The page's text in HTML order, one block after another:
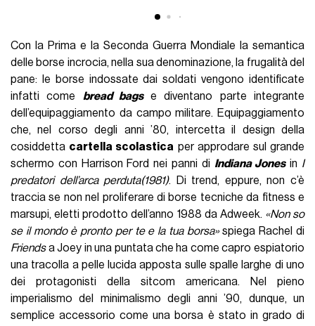
Con la Prima e la Seconda Guerra Mondiale la semantica
delle borse incrocia, nella sua denominazione, la frugalità del
pane: le borse indossate dai soldati vengono identificate
infatti come bread bagse diventano parte integrante
dell’equipaggiamento da campo militare. Equipaggiamento
che, nel corso degli anni ’80, intercetta il design della
cosiddetta cartella scolastica per approdare sul grande
schermo con Harrison Ford nei panni di Indiana Jonesin I
predatori dell’arca perduta(1981). Di trend, eppure, non c’è
traccia se non nel proliferare di borse tecniche da fitness e
marsupi, eletti prodotto dell’anno 1988 da Adweek. «Non so
se il mondo è pronto per te e la tua borsa»spiega Rachel di
Friendsa Joey in una puntata che ha come capro espiatorio
una tracolla a pelle lucida apposta sulle spalle larghe di uno
dei protagonisti della sitcom americana. Nel pieno
imperialismo del minimalismo degli anni ’90, dunque, un
semplice accessorio come una borsa è stato in grado di